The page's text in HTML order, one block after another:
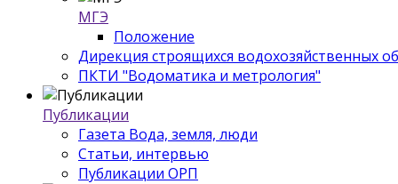
МГЭ
Положение
Дирекция строящихся водохозяйственных
ПКТИ "Водоматика и метрология"
Публикации
Газета Вода, земля, люди
Статьи, интервью
Публикации ОРП